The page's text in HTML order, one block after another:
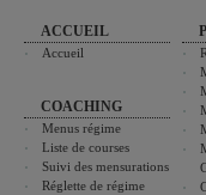
ACCUEIL
Accueil
COACHING
Menus régime
Liste de courses
Suivi des mensurations
Réglette de régime